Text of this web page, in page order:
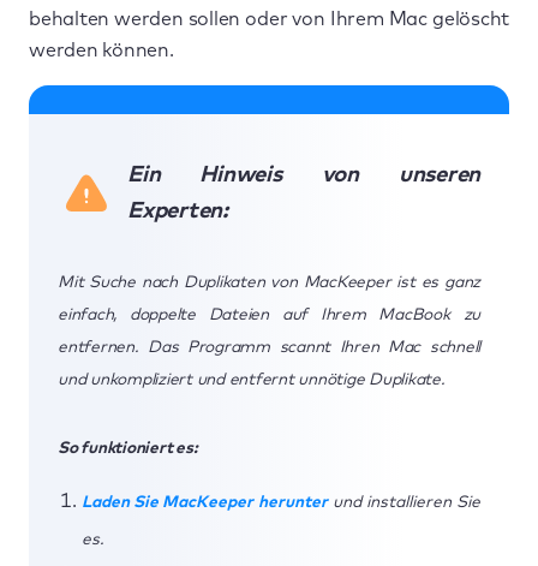
behalten werden sollen oder von Ihrem Mac gelöscht
werden können.
Ein Hinweis von unseren
Experten:
Mit Suche nach Duplikaten von MacKeeper ist es ganz
einfach, doppelte Dateien auf Ihrem MacBook zu
entfernen. Das Programm scannt Ihren Mac schnell
und unkompliziert und entfernt unnötige Duplikate.
So funktioniert es:
Laden Sie MacKeeper herunterund installieren Sie
es.